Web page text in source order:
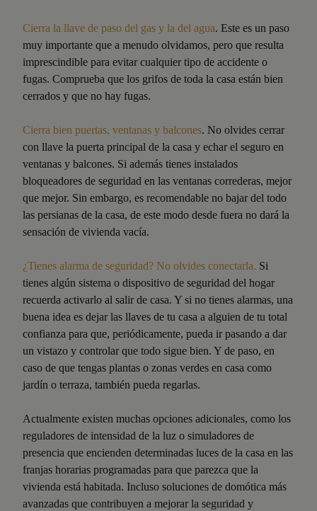
Cierra la llave de paso del gas y la del agua. Este es un paso
muy importante que a menudo olvidamos, pero que resulta
imprescindible para evitar cualquier tipo de accidente o
fugas. Comprueba que los grifos de toda la casa están bien
cerrados y que no hay fugas.
Cierra bien puertas, ventanas y balcones. No olvides cerrar
con llave la puerta principal de la casa y echar el seguro en
ventanas y balcones. Si además tienes instalados
bloqueadores de seguridad en las ventanas correderas, mejor
que mejor. Sin embargo, es recomendable no bajar del todo
las persianas de la casa, de este modo desde fuera no dará la
sensación de vivienda vacía.
¿Tienes alarma de seguridad? No olvides conectarla. Si
tienes algún sistema o dispositivo de seguridad del hogar
recuerda activarlo al salir de casa. Y si no tienes alarmas, una
buena idea es dejar las llaves de tu casa a alguien de tu total
confianza para que, periódicamente, pueda ir pasando a dar
un vistazo y controlar que todo sigue bien. Y de paso, en
caso de que tengas plantas o zonas verdes en casa como
jardín o terraza, también pueda regarlas.
Actualmente existen muchas opciones adicionales, como los
reguladores de intensidad de la luz o simuladores de
presencia que encienden determinadas luces de la casa en las
franjas horarias programadas para que parezca que la
vivienda está habitada. Incluso soluciones de domótica más
avanzadas que contribuyen a mejorar la seguridad y